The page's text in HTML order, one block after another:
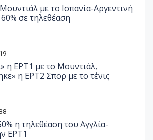
με το Ισπανία-Αργεντινή
σε τηλεθέαση
η ΕΡΤ1 με το Μουντιάλ,
η ΕΡΤ2 Σπορ με το τένις
η τηλεθέαση του Αγγλία-
ΕΡΤ1